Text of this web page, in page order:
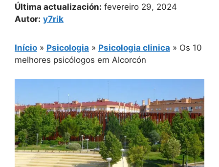
Última actualización: fevereiro 29, 2024
Autor: y7rik
Início » Psicologia » Psicologia clinica » Os 10
melhores psicólogos em Alcorcón